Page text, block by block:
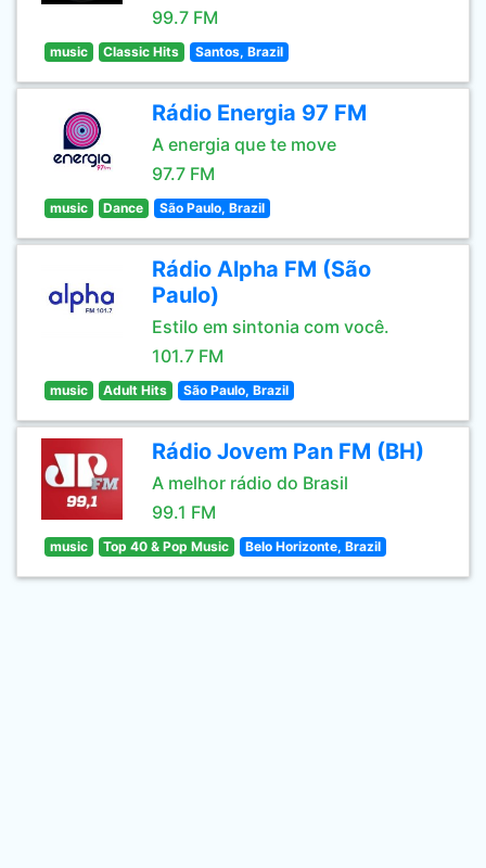
99.7 FM
music Classic Hits Santos, Brazil
Rádio Energia 97 FM
A energia que te move
97.7 FM
music Dance São Paulo, Brazil
Rádio Alpha FM (São
Paulo)
Estilo em sintonia com você.
101.7 FM
music Adult Hits São Paulo, Brazil
Rádio Jovem Pan FM (BH)
A melhor rádio do Brasil
99.1 FM
music Top 40 & Pop Music Belo Horizonte, Brazil